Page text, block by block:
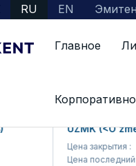
RU EN
Главное
Информация о
UZMK
Цена закрытия :
Цена последний